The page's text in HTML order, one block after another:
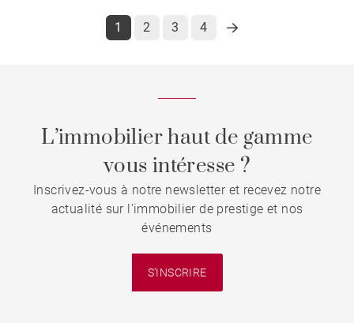
1 2 3 4
L’immobilier haut de gamme
vous intéresse ?
Inscrivez-vous à notre newsletter et recevez notre
actualité sur l'immobilier de prestige et nos
événements
S'INSCRIRE